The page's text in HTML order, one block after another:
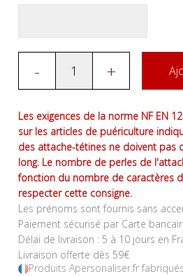
- +
Les exigences de la norme NF EN
sur les articles de puériculture
des attache-tétines ne doivent pas
long. Le nombre de perles de
fonction du nombre de caractères
respecter cette consigne.
Les prénoms sont fournis sans
Paiement sécurisé par Carte
Délai de livraison : 5 à 10 jours en
Livraison offerte dès 59€
Produits Apersonaliser.fr